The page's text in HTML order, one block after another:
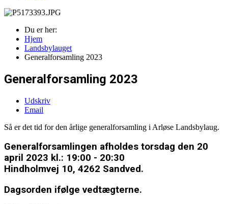
Du er her:
Hjem
Landsbylauget
Generalforsamling 2023
Generalforsamling 2023
Udskriv
Email
Så er det tid for den årlige generalforsamling i Arløse Landsbylaug.
Generalforsamlingen afholdes torsdag den 20
april 2023 kl.: 19:00 - 20:30
Hindholmvej 10, 4262 Sandved.
Dagsorden ifølge vedtægterne.